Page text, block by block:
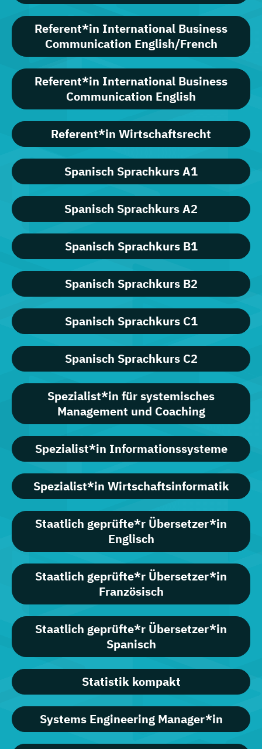
Referent*in International Business
Communication English/French
Referent*in International Business
Communication English
Referent*in Wirtschaftsrecht
Spanisch Sprachkurs A1
Spanisch Sprachkurs A2
Spanisch Sprachkurs B1
Spanisch Sprachkurs B2
Spanisch Sprachkurs C1
Spanisch Sprachkurs C2
Spezialist*in für systemisches
Management und Coaching
Spezialist*in Informationssysteme
Spezialist*in Wirtschaftsinformatik
Staatlich geprüfte*r Übersetzer*in
Englisch
Staatlich geprüfte*r Übersetzer*in
Französisch
Staatlich geprüfte*r Übersetzer*in
Spanisch
Statistik kompakt
Systems Engineering Manager*in